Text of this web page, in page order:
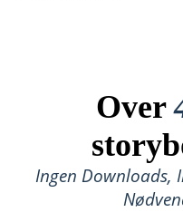
Over
Ingen Downloads,